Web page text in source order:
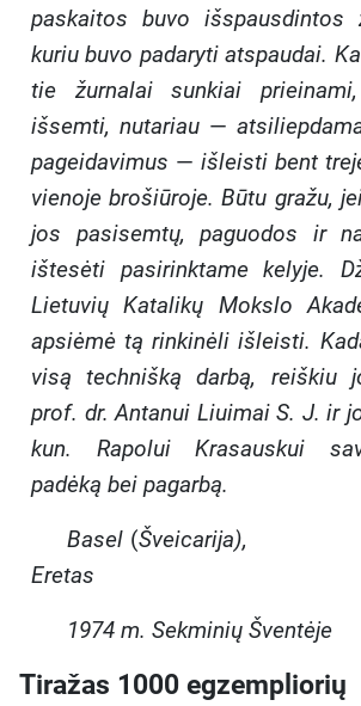
mąstytojo ir didelio
skirtas stiprinti
sunkiausiais jos
momentais.
paskaitos buvo išspausdintos
kuriu buvo padaryti atspaudai.
tie žurnalai sunkiai
išsemti, nutariau —
pageidavimus — išleisti bent
vienoje brošiūroje. Būtu gražu,
jos pasisemtų, paguodos ir
ištesėti pasirinktame kelyje.
Lietuvių Katalikų Mokslo
apsiėmė tą rinkinėli išleisti.
visą technišką darbą, reiškiu
prof. dr. Antanui Liuimai S. J. ir
kun. Rapolui Krasauskui
padėką bei pagarbą.
Basel (
Eretas
1974 m. Sekminių Šventėje
Tiražas 1000 egzempliorių